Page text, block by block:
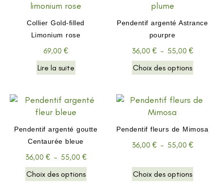
Collier Gold-filled
Limonium rose
69,00 €
Lire la suite
Pendentif argenté Astrance
pourpre
36,00 € – 55,00 €
Choix des options
Pendentif argenté goutte
Centaurée bleue
36,00 € – 55,00 €
Choix des options
Pendentif fleurs de Mimosa
36,00 € – 55,00 €
Choix des options